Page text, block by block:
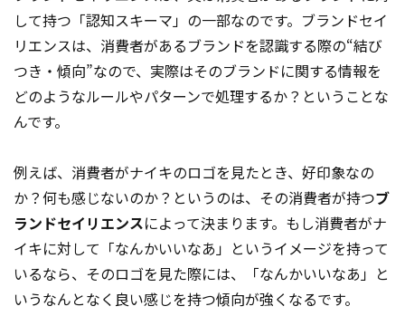
して持つ「認知スキーマ」の一部なのです。ブランドセイ
リエンスは、消費者があるブランドを認識する際の“結び
つき・傾向”なので、実際はそのブランドに関する情報を
どのようなルールやパターンで処理するか？ということな
んです。
例えば、消費者がナイキのロゴを見たとき、好印象なの
か？何も感じないのか？というのは、その消費者が持つブ
ランドセイリエンスによって決まります。もし消費者がナ
イキに対して「なんかいいなあ」というイメージを持って
いるなら、そのロゴを見た際には、「なんかいいなあ」と
いうなんとなく良い感じを持つ傾向が強くなるです。